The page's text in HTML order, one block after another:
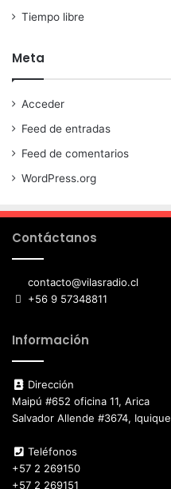
Tiempo libre
Meta
Acceder
Feed de entradas
Feed de comentarios
WordPress.org
Contáctanos
contacto@vilasradio.cl
+56 9 57348811
Información
Dirección
Maipú #652 oficina 11, Arica
Salvador Allende #3674, Iquique
Teléfonos
+57 2 269150
+57 2 269151